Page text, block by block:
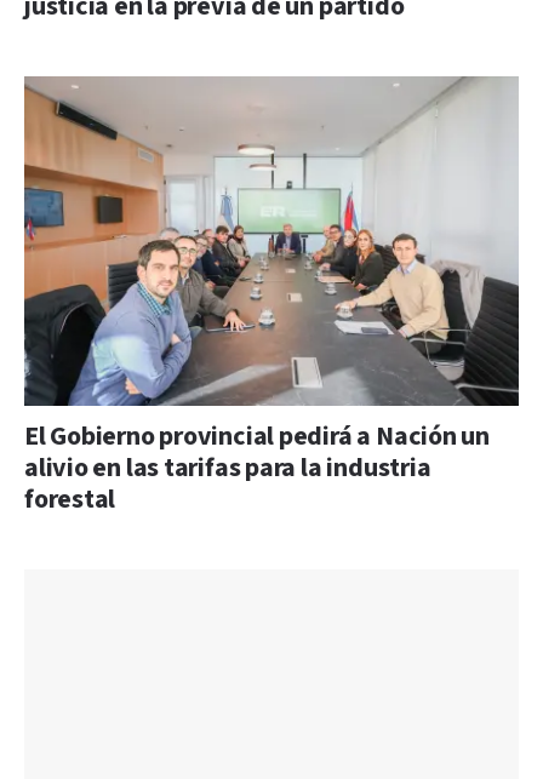
El Gobierno provincial pedirá a Nación un
alivio en las tarifas para la industria
forestal